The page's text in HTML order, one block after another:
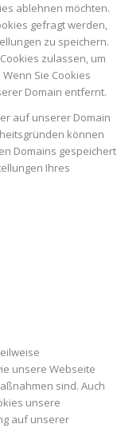
ablehnen möchten.
gefragt werden,
zu speichern.
zulassen, um
Sie Cookies
Domain entfernt.
auf unserer Domain
können
Domains gespeichert
Ihres
unsere Webseite
sind. Auch
unsere
auf unserer